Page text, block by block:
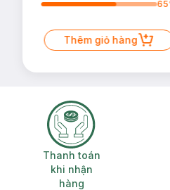
65
Thêm giỏ hàng
Thanh toán khi
Thanh toán
khi nhận
hàng